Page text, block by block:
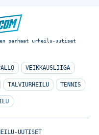
parhaat urheilu-uutiset
VEIKKAUSLIIGA
TALVIURHEILU TENNIS
UUTISET